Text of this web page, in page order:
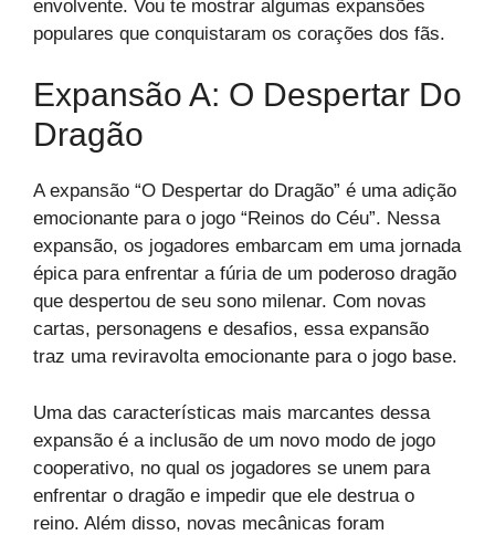
envolvente. Vou te mostrar algumas expansões
populares que conquistaram os corações dos fãs.
Expansão A: O Despertar Do
Dragão
A expansão “O Despertar do Dragão” é uma adição
emocionante para o jogo “Reinos do Céu”. Nessa
expansão, os jogadores embarcam em uma jornada
épica para enfrentar a fúria de um poderoso dragão
que despertou de seu sono milenar. Com novas
cartas, personagens e desafios, essa expansão
traz uma reviravolta emocionante para o jogo base.
Uma das características mais marcantes dessa
expansão é a inclusão de um novo modo de jogo
cooperativo, no qual os jogadores se unem para
enfrentar o dragão e impedir que ele destrua o
reino. Além disso, novas mecânicas foram